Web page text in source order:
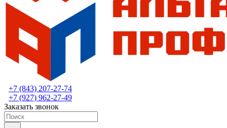
+7 (843) 207-27-74
+7 (927) 962-27-49
Заказать звонок